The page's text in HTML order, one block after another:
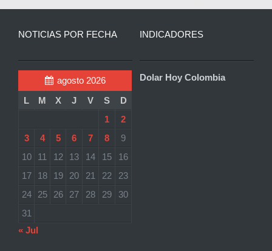
NOTICIAS POR FECHA
agosto 2026
L
M X J V S
D
1
2
3
4 5 6 7 8
9
10
11 12 13 14 15
16
17
18 19 20 21 22
23
24
25 26 27 28 29
30
31
« Jul
INDICADORES
Dolar Hoy Colombia